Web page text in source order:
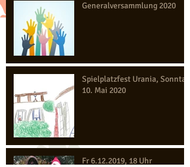
Generalversammlung 2020
Spielplatzfest Urania, Sonntag
10. Mai 2020
Fr 6.12.2019, 18 Uhr